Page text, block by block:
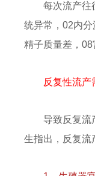
每次流产往
统异常，02内
精子质量差，08
反复性流产
导致反复流
生指出，反复流